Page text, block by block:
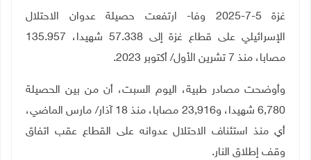
غزة 5-7-2025 وفا- ارتفعت حصيلة عدوان الاحتلال
الإسرائيلي على قطاع غزة إلى 57.338 شهيدا، 135.957
مصابا، منذ 7 تشرين الأول/ أكتوبر 2023
.
وأوضحت مصادر طبية، اليوم السبت، أن من بين الحصيلة
6,780 شهيدا، و23,916 مصابا، منذ 18 آذار/ مارس الماضي،
أي منذ استئناف الاحتلال عدوانه على القطاع عقب اتفاق
وقف إطلاق النار.